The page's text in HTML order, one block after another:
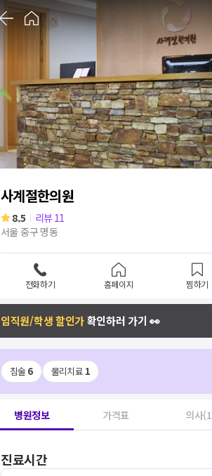
1/9
사계절한의원
8.5 리뷰 11
서울 중구 명동
전화하기 홈페이지 찜하기
임직원/학생 할인가확인하러 가기 👀
침술 6 물리치료 1
병원정보 가격표 의사
진료시간